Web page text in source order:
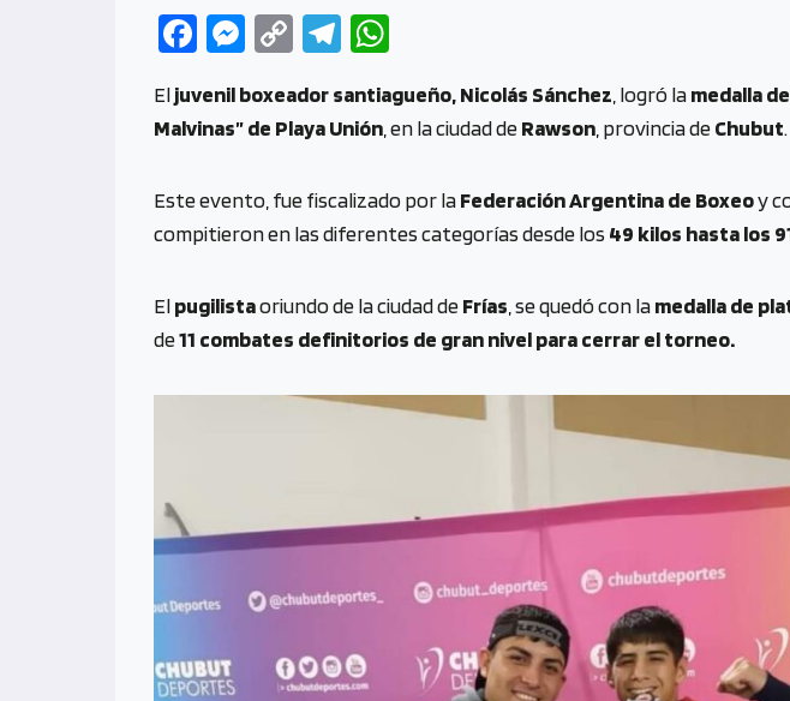
Fa
b
o
o
k
M
se
n
g
er
C
py
Li
n
k
Te
gr
a
m
at
s
A
p
Eljuvenil boxeador santiagueño, Nicolás Sánchez , logró lamedalla
Malvinas” de Playa Unión , en la ciudad deRawson , provincia deChubut.
Este evento, fue fiscalizado por laFederación Argentina de Boxeoy
compitieron en las diferentes categorías desde los 49 kilos hasta los
Elpugilistaoriundo de la ciudad deFrías , se quedó con lamedalla de
de11 combates definitorios de gran nivel para cerrar el torneo.